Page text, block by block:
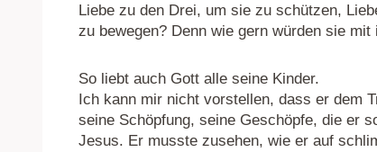
Liebe zu den Drei, um sie zu schützen,
zu bewegen? Denn wie gern würden sie
So liebt auch Gott alle seine Kinder.
Ich kann mir nicht vorstellen, dass er dem
seine Schöpfung, seine Geschöpfe, die er
Jesus. Er musste zusehen, wie er auf